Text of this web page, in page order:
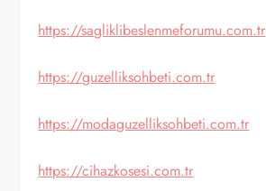
https://sagliklibeslenmeforumu.com.tr
https://guzelliksohbeti.com.tr
https://modaguzelliksohbeti.com.tr
https://cihazkosesi.com.tr